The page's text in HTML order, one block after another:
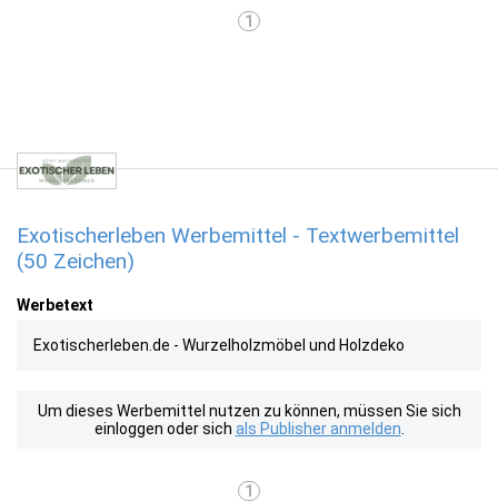
1
Exotischerleben Werbemittel - Textwerbemittel
(50 Zeichen)
Werbetext
Exotischerleben.de - Wurzelholzmöbel und Holzdeko
Um dieses Werbemittel nutzen zu können, müssen Sie sich
einloggen oder sich als Publisher anmelden
1